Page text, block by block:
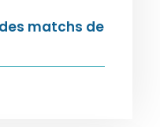
matchs de